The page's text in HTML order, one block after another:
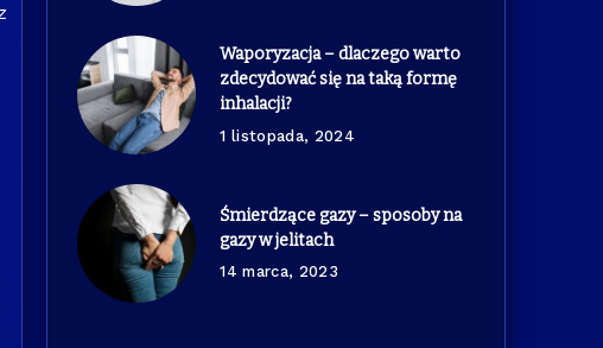
Waporyzacja – dlaczego warto
zdecydować się na taką formę
inhalacji?
1 listopada, 2024
Śmierdzące gazy – sposoby na
gazy w jelitach
14 marca, 2023